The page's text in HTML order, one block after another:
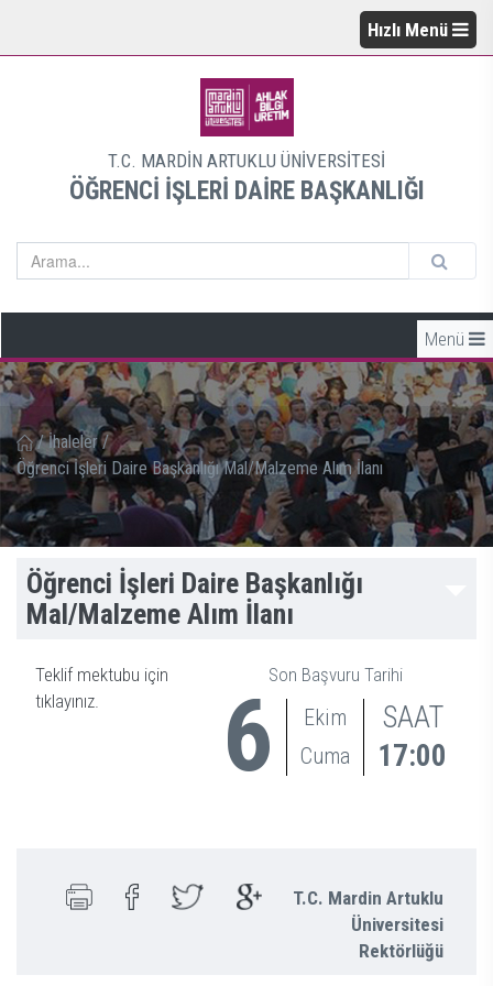
Hızlı Menü
T.C. MARDİN ARTUKLU ÜNİVERSİTESİ
ÖĞRENCİ İŞLERİ DAİRE BAŞKANLIĞI
Menü
/ İhaleler /
Öğrenci İşleri Daire Başkanlığı Mal/Malzeme Alım İlanı
Öğrenci İşleri Daire Başkanlığı
Mal/Malzeme Alım İlanı
Son Başvuru Tarihi
6
Ekim
Cuma
SAAT
17:00
Teklif mektubu için
tıklayınız.
T.C. Mardin Artuklu
Üniversitesi
Rektörlüğü